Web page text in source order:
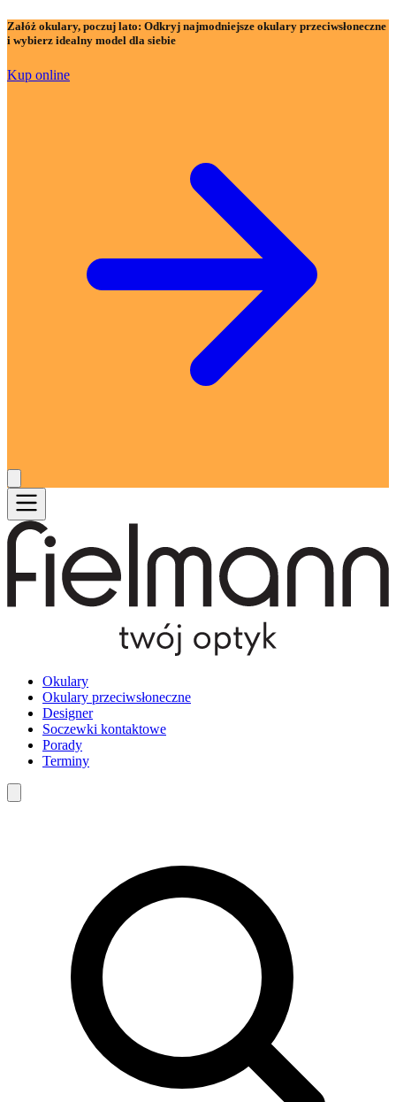
Załóż okulary, poczuj lato: Odkryj najmodniejsze okulary przeciwsłoneczne
i wybierz idealny model dla siebie
Kup online
Okulary
Okulary przeciwsłoneczne
Designer
Soczewki kontaktowe
Porady
Terminy